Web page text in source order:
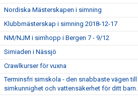
Nordiska Mästerskapen i simning
Klubbmästerskap i simning 2018-12-17
NM/NJM i simhopp i Bergen 7 - 9/12
Simiaden i Nässjö
Crawlkurser för vuxna
Terminsfri simskola - den snabbaste vägen till
simkunnighet och vattensäkerhet för ditt barn.